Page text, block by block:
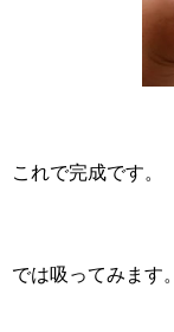
これで完成です。
では吸ってみます。